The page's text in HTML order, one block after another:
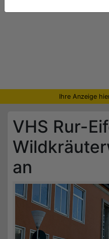
Ihre Anzeige
VHS Rur-
an